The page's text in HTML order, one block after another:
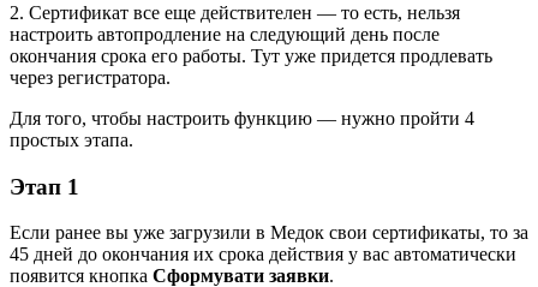
2. Сертификат все еще действителен — то есть, нельзя
настроить автопродление на следующий день после
окончания срока его работы. Тут уже придется продлевать
через регистратора.
Для того, чтобы настроить функцию — нужно пройти 4
простых этапа.
Этап 1
Если ранее вы уже загрузили в Медок свои сертификаты, то за
45 дней до окончания их срока действия у вас автоматически
появится кнопка Сформувати заявки.